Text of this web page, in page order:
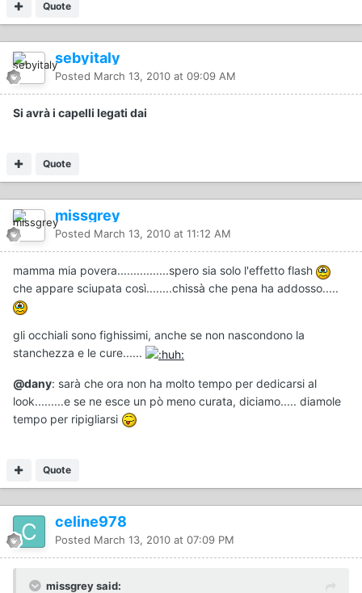
Quote
sebyitaly
Posted March 13, 2010 at 09:09 AM
Si avrà i capelli legati dai
Quote
missgrey
Posted March 13, 2010 at 11:12 AM
mamma mia povera................spero sia solo l'effetto flash
che appare sciupata così........chissà che pena ha addosso.....
gli occhiali sono fighissimi, anche se non nascondono la
stanchezza e le cure......
@dany: sarà che ora non ha molto tempo per dedicarsi al
look.........e se ne esce un pò meno curata, diciamo..... diamole
tempo per ripigliarsi
Quote
celine978
Posted March 13, 2010 at 07:09 PM
missgrey said: